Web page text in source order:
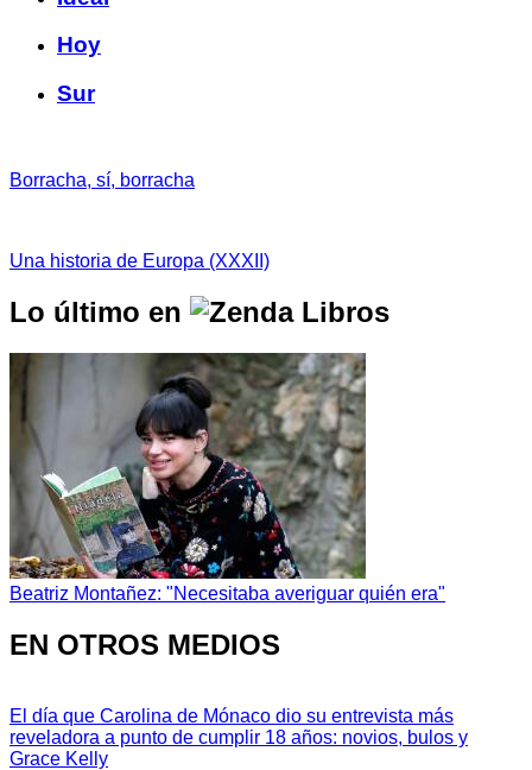
Hoy
Sur
Borracha, sí, borracha
Una historia de Europa (XXXII)
Lo último en
Beatriz Montañez: "Necesitaba averiguar quién era"
EN OTROS MEDIOS
El día que Carolina de Mónaco dio su entrevista más
reveladora a punto de cumplir 18 años: novios, bulos y
Grace Kelly